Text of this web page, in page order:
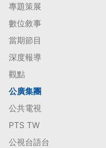
專題策展
數位敘事
當期節目
深度報導
觀點
公廣集團
公共電視
PTS TW
公視台語台